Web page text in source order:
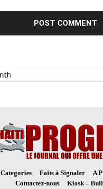
Categories Faits à Signaler
A
Contactez-nous
Kiosk –